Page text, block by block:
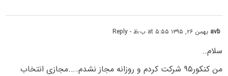
avb بهمن ۲۶, ۱۳۹۵ at ۵:۵۵ ب٫ظ - Reply
سلام..
من کنکور۹۵ شرکت کردم و روزانه مجاز نشدم…..مجازی انتخاب